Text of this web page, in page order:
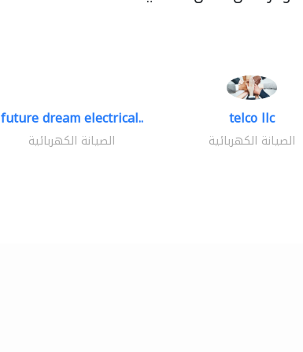
future dream electrical..
الصيانة الكهربائية
telco llc
الصيانة الكهربائية